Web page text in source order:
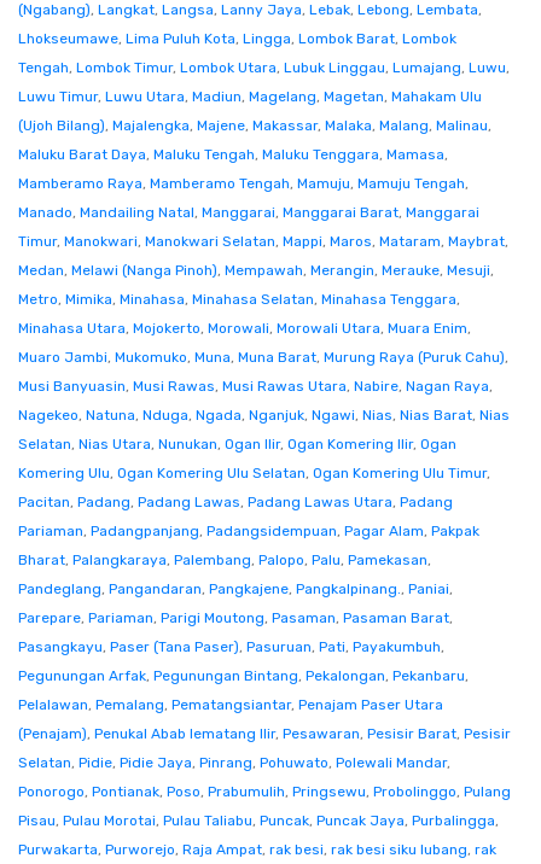
(Ngabang), Langkat, Langsa, Lanny Jaya, Lebak, Lebong, Lembata,
Lhokseumawe, Lima Puluh Kota, Lingga, Lombok Barat, Lombok
Tengah, Lombok Timur, Lombok Utara, Lubuk Linggau, Lumajang, Luwu,
Luwu Timur, Luwu Utara, Madiun, Magelang, Magetan, Mahakam Ulu
(Ujoh Bilang), Majalengka, Majene, Makassar, Malaka, Malang, Malinau,
Maluku Barat Daya, Maluku Tengah, Maluku Tenggara, Mamasa,
Mamberamo Raya, Mamberamo Tengah, Mamuju, Mamuju Tengah,
Manado, Mandailing Natal, Manggarai, Manggarai Barat, Manggarai
Timur, Manokwari, Manokwari Selatan, Mappi, Maros, Mataram, Maybrat,
Medan, Melawi (Nanga Pinoh), Mempawah, Merangin, Merauke, Mesuji,
Metro, Mimika, Minahasa, Minahasa Selatan, Minahasa Tenggara,
Minahasa Utara, Mojokerto, Morowali, Morowali Utara, Muara Enim,
Muaro Jambi, Mukomuko, Muna, Muna Barat, Murung Raya (Puruk Cahu),
Musi Banyuasin, Musi Rawas, Musi Rawas Utara, Nabire, Nagan Raya,
Nagekeo, Natuna, Nduga, Ngada, Nganjuk, Ngawi, Nias, Nias Barat, Nias
Selatan, Nias Utara, Nunukan, Ogan Ilir, Ogan Komering Ilir, Ogan
Komering Ulu, Ogan Komering Ulu Selatan, Ogan Komering Ulu Timur,
Pacitan, Padang, Padang Lawas, Padang Lawas Utara, Padang
Pariaman, Padangpanjang, Padangsidempuan, Pagar Alam, Pakpak
Bharat, Palangkaraya, Palembang, Palopo, Palu, Pamekasan,
Pandeglang, Pangandaran, Pangkajene, Pangkalpinang., Paniai,
Parepare, Pariaman, Parigi Moutong, Pasaman, Pasaman Barat,
Pasangkayu, Paser (Tana Paser), Pasuruan, Pati, Payakumbuh,
Pegunungan Arfak, Pegunungan Bintang, Pekalongan, Pekanbaru,
Pelalawan, Pemalang, Pematangsiantar, Penajam Paser Utara
(Penajam), Penukal Abab lematang Ilir, Pesawaran, Pesisir Barat, Pesisir
Selatan, Pidie, Pidie Jaya, Pinrang, Pohuwato, Polewali Mandar,
Ponorogo, Pontianak, Poso, Prabumulih, Pringsewu, Probolinggo, Pulang
Pisau, Pulau Morotai, Pulau Taliabu, Puncak, Puncak Jaya, Purbalingga,
Purwakarta, Purworejo, Raja Ampat, rak besi, rak besi siku lubang, rak